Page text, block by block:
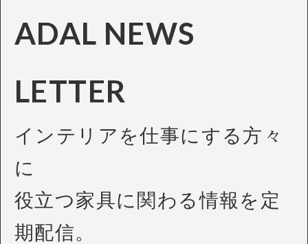
ADAL NEWS
LETTER
インテリアを仕事にする方々
に
役立つ家具に関わる情報を定
期配信。